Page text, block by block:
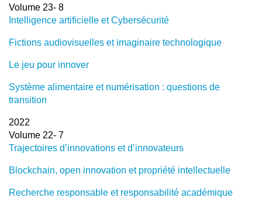
Volume 23- 8
Intelligence artificielle et Cybersécurité
Fictions audiovisuelles et imaginaire technologique
Le jeu pour innover
Système alimentaire et numérisation : questions de
transition
2022
Volume 22- 7
Trajectoires d’innovations et d’innovateurs
Blockchain, open innovation et propriété intellectuelle
Recherche responsable et responsabilité académique